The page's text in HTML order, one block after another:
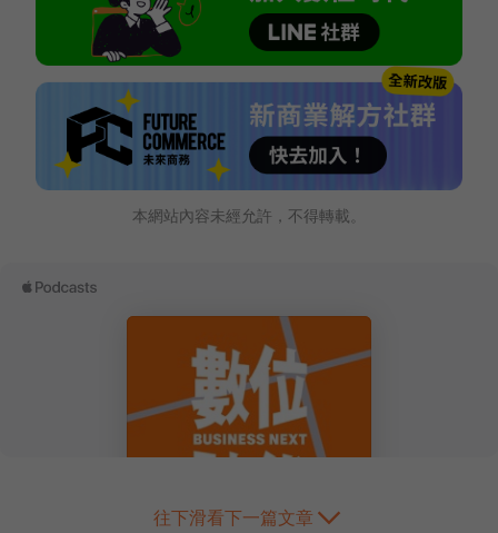
本網站內容未經允許，不得轉載。
往下滑看下一篇文章